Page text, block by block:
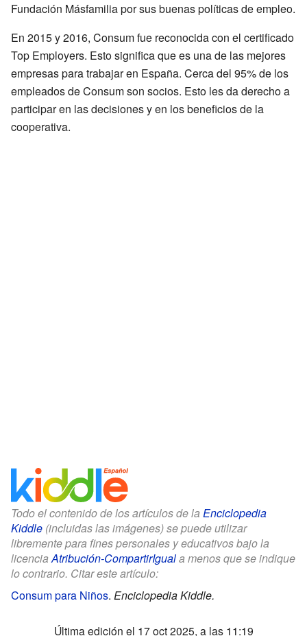
Fundación Másfamilia por sus buenas políticas de empleo.
En 2015 y 2016, Consum fue reconocida con el certificado
Top Employers. Esto significa que es una de las mejores
empresas para trabajar en España. Cerca del 95% de los
empleados de Consum son socios. Esto les da derecho a
participar en las decisiones y en los beneficios de la
cooperativa.
Todo el contenido de los artículos de la Enciclopedia
Kiddle (incluidas las imágenes) se puede utilizar
libremente para fines personales y educativos bajo la
licenciaAtribución-CompartirIguala menos que se indique
lo contrario. Citar este artículo:
Consum para Niños. Enciclopedia Kiddle.
Última edición el 17 oct 2025, a las 11:19